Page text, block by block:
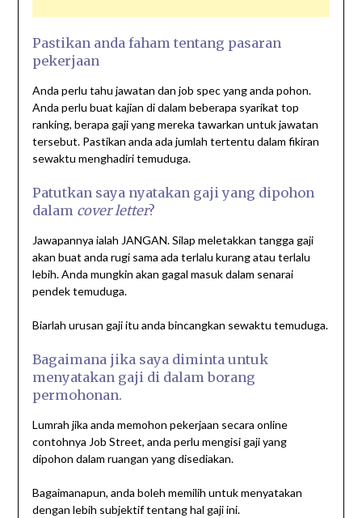
Pastikan anda faham tentang pasaran
pekerjaan
Anda perlu tahu jawatan dan job spec yang anda pohon.
Anda perlu buat kajian di dalam beberapa syarikat top
ranking, berapa gaji yang mereka tawarkan untuk jawatan
tersebut. Pastikan anda ada jumlah tertentu dalam fikiran
sewaktu menghadiri temuduga.
Patutkan saya nyatakan gaji yang dipohon
dalam cover letter?
Jawapannya ialah JANGAN. Silap meletakkan tangga gaji
akan buat anda rugi sama ada terlalu kurang atau terlalu
lebih. Anda mungkin akan gagal masuk dalam senarai
pendek temuduga.
Biarlah urusan gaji itu anda bincangkan sewaktu temuduga.
Bagaimana jika saya diminta untuk
menyatakan gaji di dalam borang
permohonan.
Lumrah jika anda memohon pekerjaan secara online
contohnya Job Street, anda perlu mengisi gaji yang
dipohon dalam ruangan yang disediakan.
Bagaimanapun, anda boleh memilih untuk menyatakan
dengan lebih subjektif tentang hal gaji ini.